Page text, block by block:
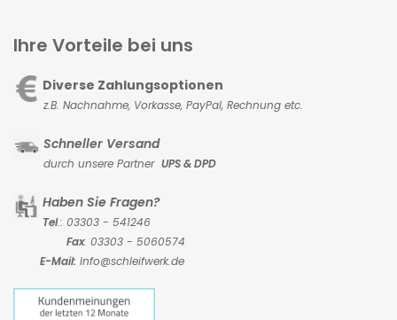
Ihre Vorteile bei uns
Diverse Zahlungsoptionen
z.B. Nachnahme, Vorkasse, PayPal, Rechnung etc.
Schneller Versand
durch unsere Partner UPS & DPD
Haben Sie Fragen?
Tel.: 03303 - 541246
Fax: 03303 - 5060574
E-Mail: Info@schleifwerk.de